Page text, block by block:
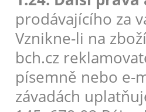
prodávajícího za
Vznikne-li na
bch.cz
písemně nebo e-
závadách